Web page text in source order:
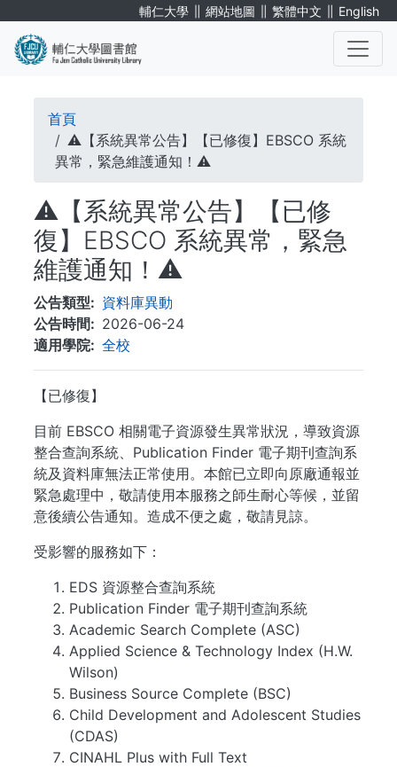
輔仁大學 ∥ 網站地圖 ∥ 繁體中文 ∥ English
導
航
連
結
首頁
⚠️【系統異常公告】【已修復】EBSCO 系統
異常，緊急維護通知！⚠️
⚠️【系統異常公告】【已修
復】EBSCO 系統異常，緊急
維護通知！⚠️
公告類型
資料庫異動
公告時間
2026-06-24
適用學院
全校
【已修復】
目前 EBSCO 相關電子資源發生異常狀況，導致資源
整合查詢系統、Publication Finder 電子期刊查詢系
統及資料庫無法正常使用。本館已立即向原廠通報並
緊急處理中，敬請使用本服務之師生耐心等候，並留
意後續公告通知。造成不便之處，敬請見諒。
受影響的服務如下：
EDS 資源整合查詢系統
Publication Finder 電子期刊查詢系統
Academic Search Complete (ASC)
Applied Science & Technology Index (H.W.
Wilson)
Business Source Complete (BSC)
Child Development and Adolescent Studies
(CDAS)
CINAHL Plus with Full Text